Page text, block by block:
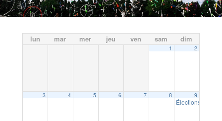
lun mar mer jeu ven sam dim
1 2
3 4 5 6 7 8 9
Élections